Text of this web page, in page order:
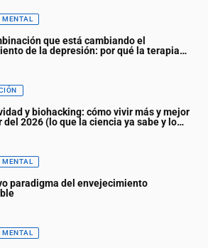
MENTAL
que está cambiando el
de la depresión: por qué la terapia
y biohacking: cómo vivir más y mejor
del 2026 (lo que la ciencia ya sabe y lo
MENTAL
paradigma del envejecimiento
MENTAL